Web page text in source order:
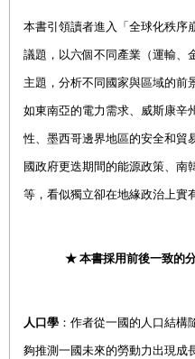
本書引領讀者進入「全球化秩序
議題，以六個不同產業（運輸、
主題，分析不同國家與區域的前
如東南亞的電力需求、威斯康辛
性、墨西哥邊界地區的安全和貿
國政府更迭期間的能源政策、南
等，看似獨立卻在地緣政治上實
★ 本書採用前後一致的
人口學 ：作者從一國的人口結
夠推測一國未來的勞動力出現成